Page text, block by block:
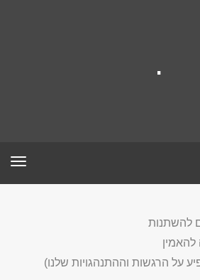
.
להשתנות
להאמין
על הרגשות וההתנהגויות שלנו)